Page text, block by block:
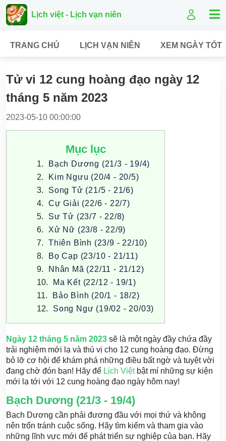
Lịch việt - Lịch vạn niên
TRANG CHỦ LỊCH VẠN NIÊN XEM NGÀY TỐT
Tử vi 12 cung hoàng đạo ngày 12
tháng 5 năm 2023
2023-05-10 00:00:00
Mục lục
Bạch Dương (21/3 - 19/4)
Kim Ngưu (20/4 - 20/5)
Song Tử (21/5 - 21/6)
Cự Giải (22/6 - 22/7)
Sư Tử (23/7 - 22/8)
Xử Nữ (23/8 - 22/9)
Thiên Bình (23/9 - 22/10)
Bọ Cạp (23/10 - 21/11)
Nhân Mã (22/11 - 21/12)
Ma Kết (22/12 - 19/1)
Bảo Bình (20/1 - 18/2)
Song Ngư (19/02 - 20/03)
Ngày 12 tháng 5 năm 2023 sẽ là một ngày đầy chứa đầy
trải nghiệm mới lạ và thú vị cho 12 cung hoàng đạo. Đừng
bỏ lỡ cơ hội để khám phá những điều bất ngờ và tuyệt vời
đang chờ đón bạn! Hãy để Lịch Việtbật mí những sự kiện
mới lạ tới với 12 cung hoàng đạo ngày hôm nay!
Bạch Dương (21/3 - 19/4)
Bạch Dương cần phải đương đầu với mọi thứ và không
nên trốn tránh cuộc sống. Hãy tìm kiếm và tham gia vào
những lĩnh vực mới để phát triển sự nghiệp của bạn. Hãy